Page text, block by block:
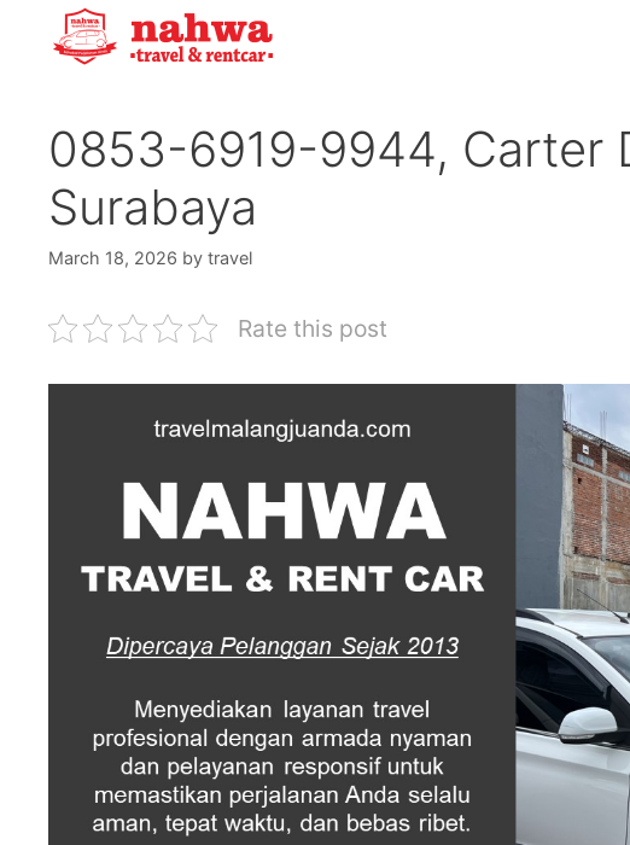
0853-6919-9944, Carter
Surabaya
March 18, 2026 by travel
Rate this post